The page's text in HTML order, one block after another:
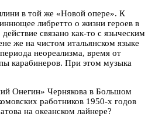
в той же «Новой опере». К
либретто о жизни героев в
связано как-то с языческим
же на чистом итальянском языке
неореализма, время от
карабинеров. При этом музыка
Онегин» Чернякова в Большом
работников 1950-х годов
на океанском лайнере?